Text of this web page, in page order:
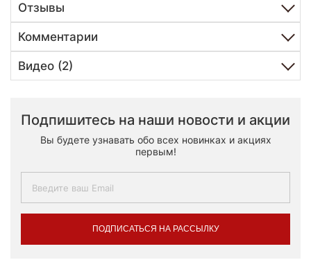
Отзывы
Комментарии
Видео (2)
Подпишитесь на наши новости и акции
Вы будете узнавать обо всех новинках и акциях
первым!
ПОДПИСАТЬСЯ НА РАССЫЛКУ